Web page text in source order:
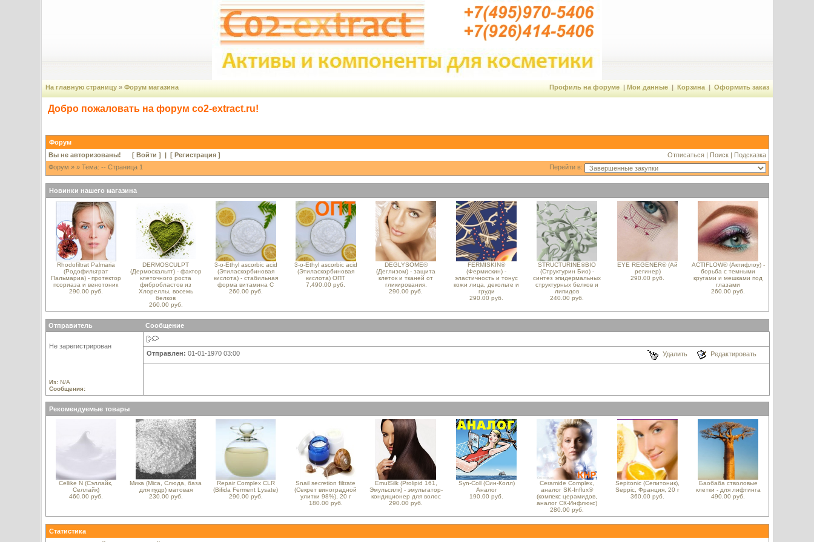
На главную страницу» Форум магазина Профиль на форуме| Мои данные| Корзина| Оформить заказ
Добро пожаловать на форум co2-extract.ru!
Форум
Вы не авторизованы! [ Войти ] | [ Регистрация] Отписаться| Поиск| Подсказка
Форум » » Тема: -- Страница 1 Перейти в:
Новинки нашего магазина
Rhodofiltrat Palmaria
(Родофильтрат
Пальмариа) - протектор
псориаза и венотоник
290.00 руб.
DERMOSCULPT
(Дермоскальпт) - фактор
клеточного роста
фибробластов из
Хлореллы, восемь
белков
260.00 руб.
3-o-Ethyl ascorbic acid
(Этиласкорбиновая
кислота) - стабильная
форма витамина С
260.00 руб.
3-o-Ethyl ascorbic acid
(Этиласкорбиновая
кислота) ОПТ
7,490.00 руб.
DEGLYSOME®
(Деглизом) - защита
клеток и тканей от
гликирования.
290.00 руб.
FERMISKIN®
(Фермискин) -
эластичность и тонус
кожи лица, декольте и
груди
290.00 руб.
STRUCTURINE®BIO
(Структурин Био) -
синтез эпидермальных
структурных белков и
липидов
240.00 руб.
EYE REGENER® (Ай
регинер)
290.00 руб.
ACTIFLOW® (Актифлоу) -
борьба с темными
кругами и мешками под
глазами
260.00 руб.
Отправитель Сообщение
Не зарегистрирован
Из:N/A
Сообщения:
Отправлен: 01-01-1970 03:00 Удалить Редактировать
Рекомендуемые товары
Cellike N (Сэллайк,
Селлайк)
460.00 руб.
Мика (Mica, Слюда, база
для пудр) матовая
230.00 руб.
Repair Complex CLR
(Bifida Ferment Lysate)
290.00 руб.
Snail secretion filtrate
(Секрет виноградной
улитки 98%), 20 г
180.00 руб.
EmulSilk (Prolipid 161,
Эмульсилк) - эмульгатор-
кондиционер для волос
290.00 руб.
Syn-Coll (Син-Колл)
Аналог
190.00 руб.
Ceramide Complex,
аналог SK-Influx®
(компекс церамидов,
аналог СК-Инфлюкс)
280.00 руб.
Sepitonic (Сепитоник),
Seppic, Франция, 20 г
360.00 руб.
Баобаба стволовые
клетки - для лифтинга
490.00 руб.
Статистика